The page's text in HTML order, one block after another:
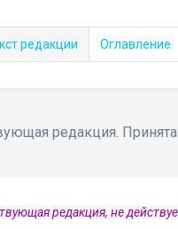
редакции Оглавление
редакция.
редакция, не